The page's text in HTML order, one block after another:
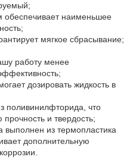
наименьшее
мягкое сбрасывание;
работу менее
дозировать жидкость в
поливинилфторида, что
и твердость;
выполнен из термопластика
дополнительную